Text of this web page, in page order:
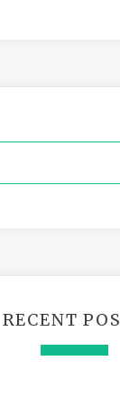
RECENT